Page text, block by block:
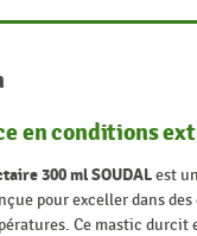
en conditions
300 ml SOUDALest
pour exceller dans
Ce mastic durcit